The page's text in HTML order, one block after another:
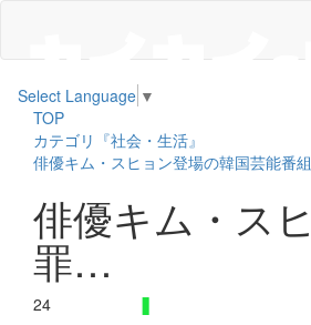
Select Language ▼
TOP
カテゴリ『社会・生活』
俳優キム・スヒョン登場の韓国芸能番
俳優キム・ス
罪…
24